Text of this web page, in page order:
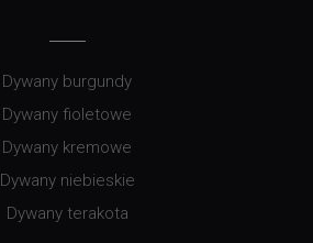
Dywany burgundy
Dywany fioletowe
Dywany kremowe
Dywany niebieskie
Dywany terakota